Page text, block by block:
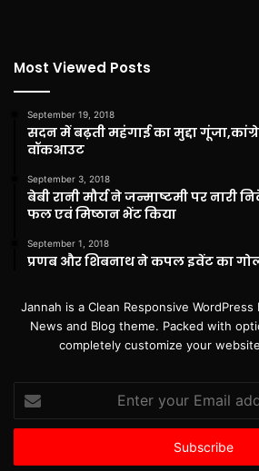
Most Viewed Posts
September 19, 2018
सदन में बढ़ती महंगाई का मुद्दा
वॉकआउट
September 3, 2018
बेबी रानी मौर्य ने जन्माष्टमी पर नारी
फल एवं मिष्ठान भेंट किया
September 1, 2018
प्रणब और शिबनाथ ने कपल इवेंट का
Jannah is a Clean Responsive
News and Blog theme. Packed with
completely customize your
your
Email